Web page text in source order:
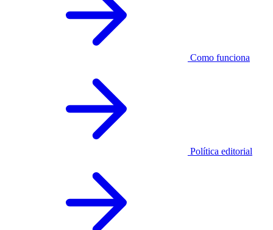
Como funciona
Política editorial